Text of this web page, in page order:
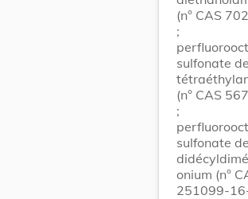
(n° CAS
;
sulfonate de
(n° CAS
;
sulfonate de
onium (n°
251099-